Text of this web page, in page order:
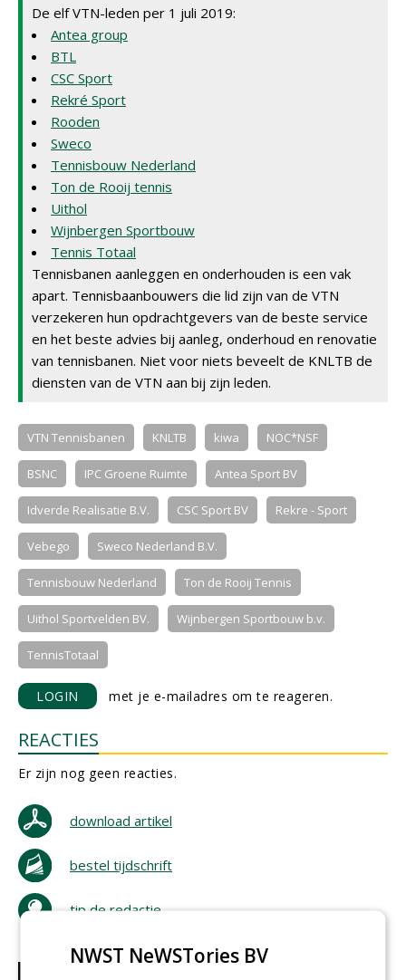
De elf VTN-leden per 1 juli 2019:
Antea group
BTL
CSC Sport
Rekré Sport
Rooden
Sweco
Tennisbouw Nederland
Ton de Rooij tennis
Uithol
Wijnbergen Sportbouw
Tennis Totaal
Tennisbanen aanleggen en onderhouden is een vak
apart. Tennisbaanbouwers die lid zijn van de VTN
verzekeren hun opdrachtgevers van de beste service
en het beste advies bij aanleg, onderhoud en renovatie
van tennisbanen. Niet voor niets beveelt de KNLTB de
diensten van de VTN aan bij zijn leden.
VTN Tennisbanen KNLTB kiwa NOC*NSF
BSNC IPC Groene Ruimte Antea Sport BV
Idverde Realisatie B.V. CSC Sport BV Rekre - Sport
Vebego Sweco Nederland B.V.
Tennisbouw Nederland Ton de Rooij Tennis
Uithol Sportvelden BV. Wijnbergen Sportbouw b.v.
TennisTotaal
LOGIN met je e-mailadres om te reageren.
REACTIES
Er zijn nog geen reacties.
download artikel
bestel tijdschrift
tip de redactie
NWST NeWSTories BV